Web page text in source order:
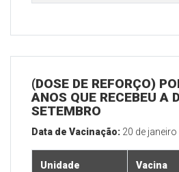
(DOSE DE REFORÇO)
ANOS QUE RECEBEU A
SETEMBRO
Data de Vacinação: 20 de janeiro
Unidade Vacina